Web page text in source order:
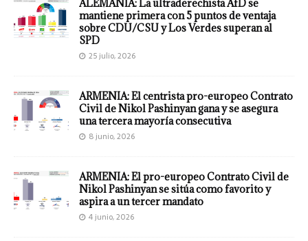
ALEMANIA: La ultraderechista AfD se
mantiene primera con 5 puntos de ventaja
sobre CDU/CSU y Los Verdes superan al
SPD
25 julio, 2026
ARMENIA: El centrista pro-europeo Contrato
Civil de Nikol Pashinyan gana y se asegura
una tercera mayoría consecutiva
8 junio, 2026
ARMENIA: El pro-europeo Contrato Civil de
Nikol Pashinyan se sitúa como favorito y
aspira a un tercer mandato
4 junio, 2026